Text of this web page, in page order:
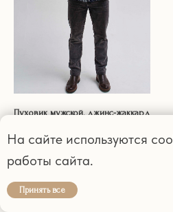
Пуховик мужской, джинс-жаккард
На сайте используются
работы сайта.
Принять все